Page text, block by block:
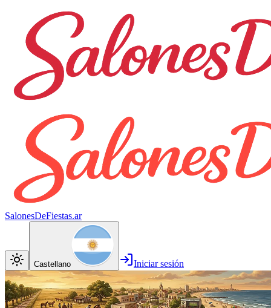
SalonesDeFiestas.ar
Castellano Iniciar sesión